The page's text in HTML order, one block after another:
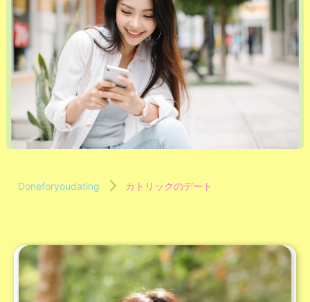
Doneforyoudating カトリックのデート